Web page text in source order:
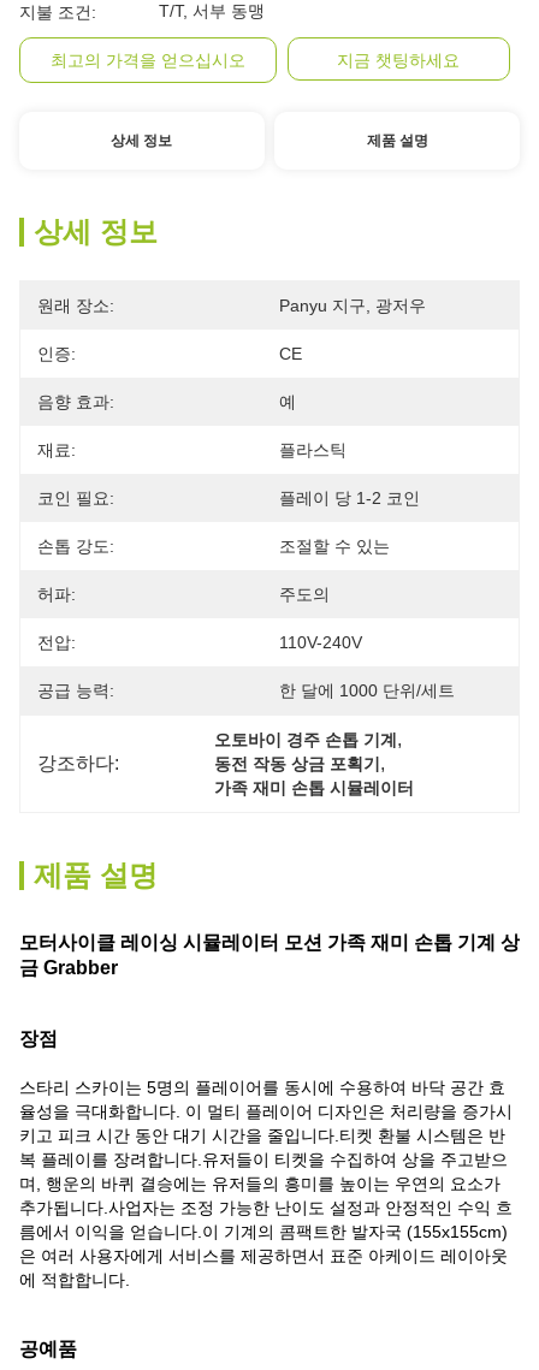
지불 조건: T/T, 서부 동맹
최고의 가격을 얻으십시오 지금 챗팅하세요
상세 정보 제품 설명
상세 정보
원래 장소: Panyu 지구, 광저우
인증: CE
음향 효과: 예
재료: 플라스틱
코인 필요: 플레이 당 1-2 코인
손톱 강도: 조절할 수 있는
허파: 주도의
전압: 110V-240V
공급 능력: 한 달에 1000 단위/세트
강조하다:
오토바이 경주 손톱 기계 ,
동전 작동 상금 포획기 ,
가족 재미 손톱 시뮬레이터
제품 설명
모터사이클 레이싱 시뮬레이터 모션 가족 재미 손톱 기계 상
금 Grabber
장점
스타리 스카이는 5명의 플레이어를 동시에 수용하여 바닥 공간 효
율성을 극대화합니다. 이 멀티 플레이어 디자인은 처리량을 증가시
키고 피크 시간 동안 대기 시간을 줄입니다.티켓 환불 시스템은 반
복 플레이를 장려합니다.유저들이 티켓을 수집하여 상을 주고받으
며, 행운의 바퀴 결승에는 유저들의 흥미를 높이는 우연의 요소가
추가됩니다.사업자는 조정 가능한 난이도 설정과 안정적인 수익 흐
름에서 이익을 얻습니다.이 기계의 콤팩트한 발자국 (155x155cm)
은 여러 사용자에게 서비스를 제공하면서 표준 아케이드 레이아웃
에 적합합니다.
공예품